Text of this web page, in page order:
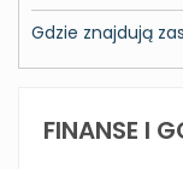
Gdzie znajdują
FINANSE I